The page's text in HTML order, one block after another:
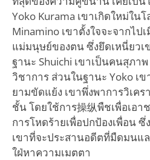
Yoko Kurama เขาเกิดใหม่ใน
Minamino เขาตั้งใจจะจากไ
แม่มนุษย์ของตน ซึ่งยึดเหนี่ยว
ฐานะ Shuichi เขาเป็นคนสุภา
วิชาการ ส่วนในฐานะ Yoko เ
ยามขัดแย้ง เขาพึ่งพาการวิเค
ชั้น โดยใช้การ操纵พืชเพื่อเอา
การโหดร้ายเพื่อปกป้องเพื่อน
เขาที่จะประสานอดีตที่มืดมนแ
ใฝ่หาความเมตตา